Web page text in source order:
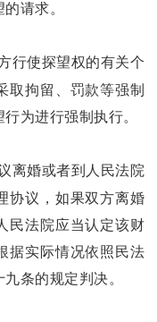
请求。
行使探望权的有关个
取拘留、罚款等强制
为进行强制执行。
离婚或者到人民法院
协议，如果双方离婚
民法院应当认定该财
据实际情况依照民法
条的规定判决。